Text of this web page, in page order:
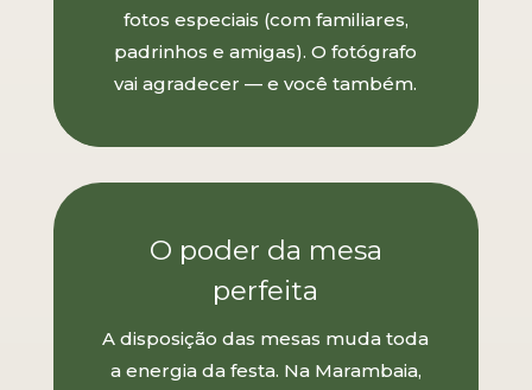
fotos especiais (com familiares,
padrinhos e amigas). O fotógrafo
vai agradecer — e você também.
O poder da mesa
perfeita
A disposição das mesas muda toda
a energia da festa. Na Marambaia,